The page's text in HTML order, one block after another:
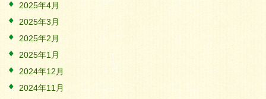
2025年4月
2025年3月
2025年2月
2025年1月
2024年12月
2024年11月